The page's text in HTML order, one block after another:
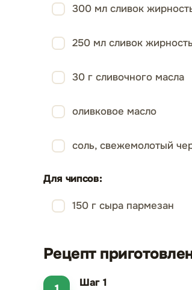
300 мл сливок
250 мл сливок
30 г сливочного масла
оливковое масло
соль, свежемолотый
Для чипсов:
150 г сыра пармезан
Рецепт
Шаг 1